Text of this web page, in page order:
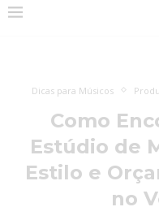
Dicas para Músicos
Como
Estúdio de
Estilo e
no